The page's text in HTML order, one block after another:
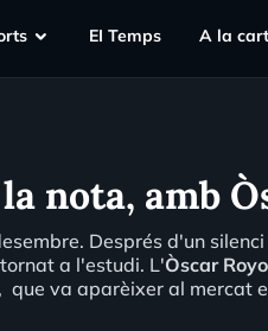
EI Temps A la
nota, amb
Després d'un
a l'estudi. L'Òscar Royo
que va aparèixer al mercat